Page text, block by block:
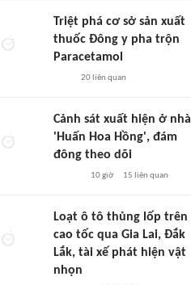
Triệt phá cơ sở sản xuất
thuốc Đông y pha trộn
Paracetamol
20liên quan
Cảnh sát xuất hiện ở nhà
'Huấn Hoa Hồng', đám
đông theo dõi
10 giờ 15 liên quan
Loạt ô tô thủng lốp trên
cao tốc qua Gia Lai, Đắk
Lắk, tài xế phát hiện vật
nhọn